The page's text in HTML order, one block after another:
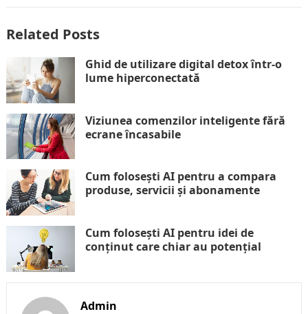
Related Posts
Ghid de utilizare digital detox într-o
lume hiperconectată
Viziunea comenzilor inteligente fără
ecrane încasabile
Cum folosești AI pentru a compara
produse, servicii și abonamente
Cum folosești AI pentru idei de
conținut care chiar au potențial
Admin